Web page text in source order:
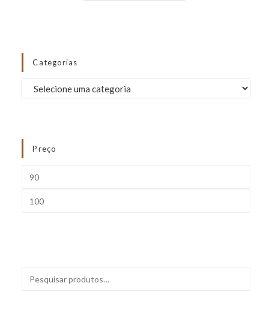
Categorias
Preço